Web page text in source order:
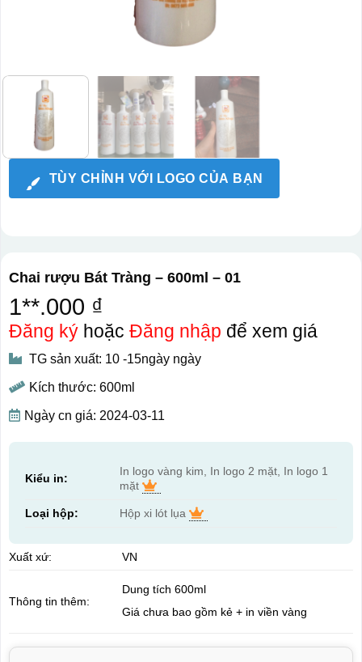
TÙY CHỈNH VỚI LOGO CỦA BẠN
Chai rượu Bát Tràng – 600ml – 01
1**.000 ₫
Đăng kýhoặc Đăng nhập để xem giá
TG sản xuất: 10 -15ngày ngày
Kích thước: 600ml
Ngày cn giá: 2024-03-11
Kiểu in:
In logo vàng kim, In logo 2 mặt, In logo 1
mặt
Loại hộp: Hộp xi lót lụa
Xuất xứ: VN
Thông tin thêm:
Dung tích 600ml
Giá chưa bao gồm kẻ + in viền vàng